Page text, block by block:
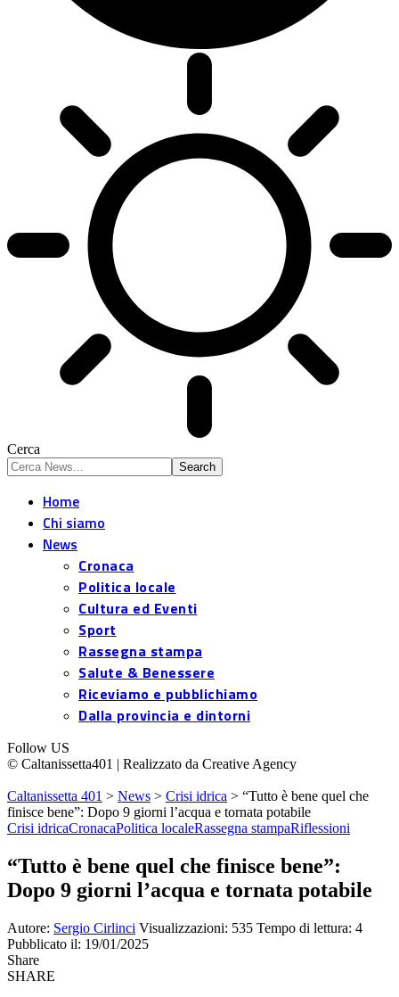
Cerca
Home
Chi siamo
News
Cronaca
Politica locale
Cultura ed Eventi
Sport
Rassegna stampa
Salute & Benessere
Riceviamo e pubblichiamo
Dalla provincia e dintorni
Follow US
© Caltanissetta401 | Realizzato da Creative Agency
Caltanissetta 401 > News > Crisi idrica > “Tutto è bene quel che
finisce bene”: Dopo 9 giorni l’acqua e tornata potabile
Crisi idricaCronacaPolitica localeRassegna stampaRiflessioni
“Tutto è bene quel che finisce bene”:
Dopo 9 giorni l’acqua e tornata potabile
Autore: Sergio Cirlinci Visualizzazioni: 535 Tempo di lettura: 4
Pubblicato il: 19/01/2025
Share
SHARE